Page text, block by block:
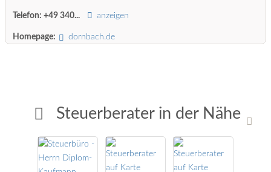
Telefon: +49 340... anzeigen
Homepage: dornbach.de
Steuerberater in der Nähe